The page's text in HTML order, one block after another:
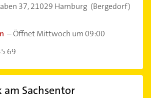
37,21029 Hamburg (Bergedorf)
–Öffnet Mittwoch um 09:00
69
am Sachsentor